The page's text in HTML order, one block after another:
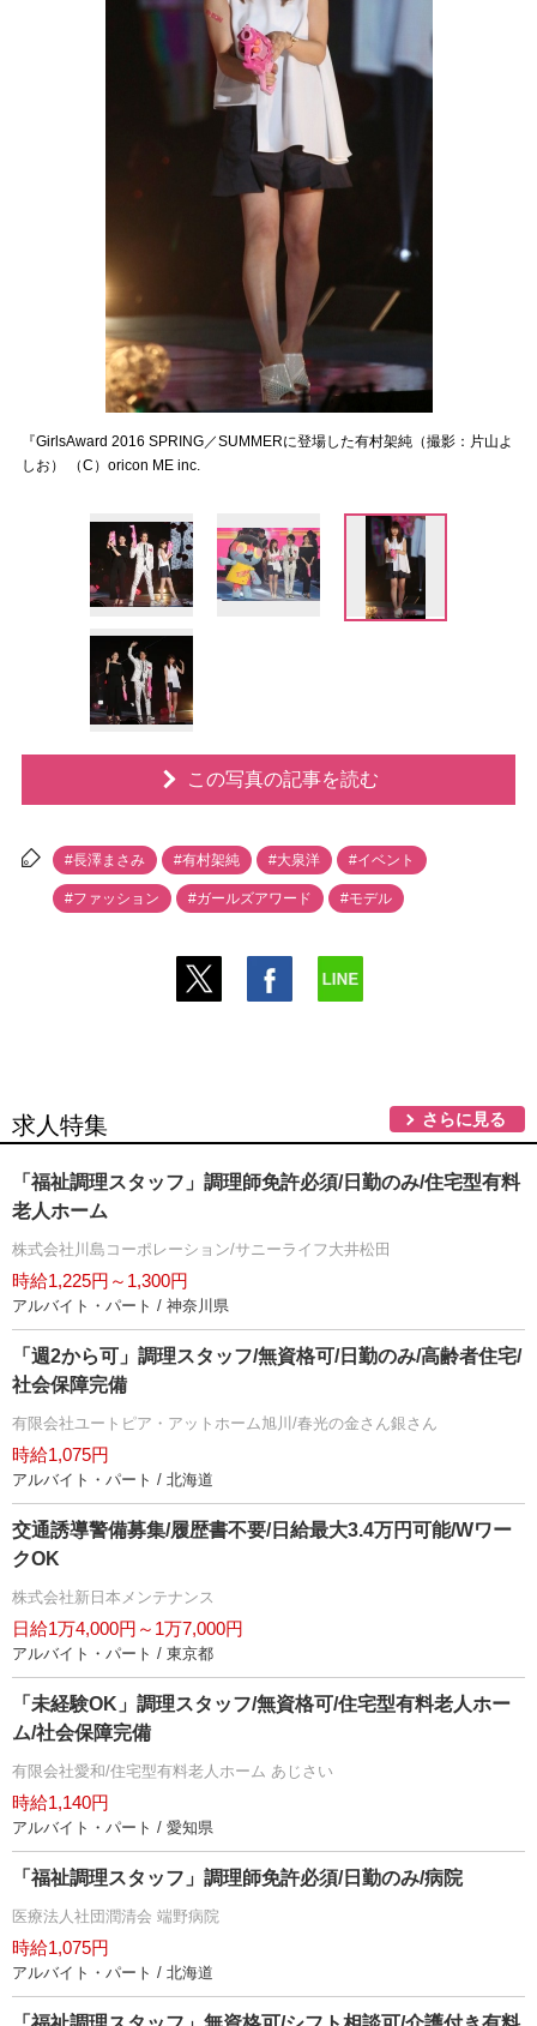
『GirlsAward 2016 SPRING／SUMMERに登場した有村架純（撮影：片山よ
しお） （C）oricon ME inc.
この写真の記事を読む
#長澤まさみ #有村架純 #大泉洋 #イベント
#ファッション #ガールズアワード #モデル
求人特集 さらに見る
「福祉調理スタッフ」調理師免許必須/日勤のみ/住宅型有料
老人ホーム
株式会社川島コーポレーション/サニーライフ大井松田
時給1,225円～1,300円
アルバイト・パート / 神奈川県
「週2から可」調理スタッフ/無資格可/日勤のみ/高齢者住宅/
社会保障完備
有限会社ユートピア・アットホーム旭川/春光の金さん銀さん
時給1,075円
アルバイト・パート / 北海道
交通誘導警備募集/履歴書不要/日給最大3.4万円可能/Wワー
クOK
株式会社新日本メンテナンス
日給1万4,000円～1万7,000円
アルバイト・パート / 東京都
「未経験OK」調理スタッフ/無資格可/住宅型有料老人ホー
ム/社会保障完備
有限会社愛和/住宅型有料老人ホーム あじさい
時給1,140円
アルバイト・パート / 愛知県
「福祉調理スタッフ」調理師免許必須/日勤のみ/病院
医療法人社団潤清会 端野病院
時給1,075円
アルバイト・パート / 北海道